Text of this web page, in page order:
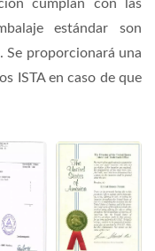
cumplan con las
estándar son
Se proporcionará una
ISTA en caso de que